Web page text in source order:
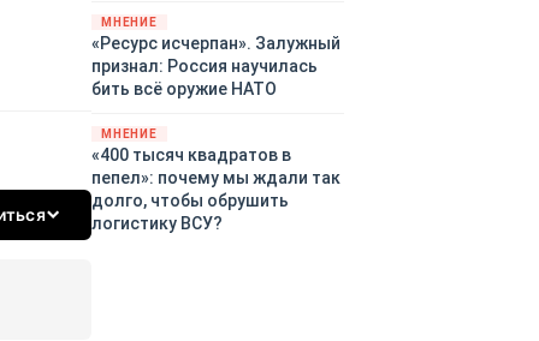
предположения о возможном
«сменщике» американцев на
этом позорном посту.
Рассмотрим, кто же рвётся на
МНЕНИЕ
«Ресурс исчерпан». Залужный
признал: Россия научилась
бить всё оружие НАТО
МНЕНИЕ
«400 тысяч квадратов в
пепел»: почему мы ждали так
долго, чтобы обрушить
логистику ВСУ?